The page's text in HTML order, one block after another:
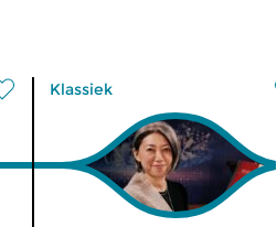
Klassiek